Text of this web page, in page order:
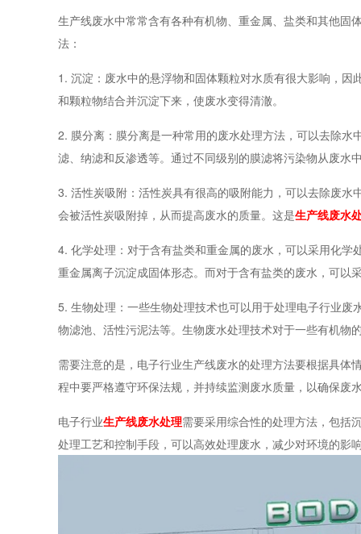
生产线废水中常常含有各种有机物、重金属、盐类和其他
法：
1. 沉淀：废水中的悬浮物和固体颗粒对水质有很大影响，
和颗粒物结合并沉淀下来，使废水变得清澈。
2. 膜分离：膜分离是一种常用的废水处理方法，可以去除
滤、纳滤和反渗透等。通过不同级别的膜滤将污染物从废水
3. 活性炭吸附：活性炭具有很高的吸附能力，可以去除废
会被活性炭吸附掉，从而提高废水的质量。这是生产线废水
4. 化学处理：对于含有盐类和重金属的废水，可以采用化
重金属离子沉淀成固体形态。而对于含有盐类的废水，可以
5. 生物处理：一些生物处理技术也可以用于处理电子行业
物滤池、活性污泥法等。生物废水处理技术对于一些有机物
需要注意的是，电子行业生产线废水的处理方法要根据具
程中要严格遵守环保法规，并持续监测废水质量，以确保废
电子行业生产线废水处理需要采用综合性的处理方法，包括
处理工艺和控制手段，可以高效处理废水，减少对环境的影